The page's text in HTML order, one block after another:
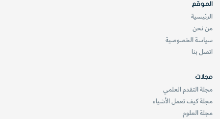
الموقع
الرئيسية
من نحن
سياسة الخصوصية
اتصل بنا
مجلات
مجلة التقدم العلمي
مجلة كيف تعمل الأشياء
مجلة العلوم